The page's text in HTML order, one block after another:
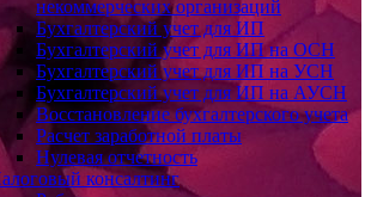
некоммерческих организаций
Бухгалтерский учет для ИП
Бухгалтерский учет для ИП на ОСН
Бухгалтерский учет для ИП на УСН
Бухгалтерский учет для ИП на АУСН
Восстановление бухгалтерского учета
Расчет заработной платы
Нулевая отчетность
консалтинг